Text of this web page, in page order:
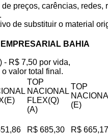
preços, carências,
de substituir o material
BAHIA
- R$ 7,50 por vida,
valor total final.
TOP
NACIONAL
FLEX(Q)
(A)
TOP
(E)
R$ 685,30 R$ 665,17